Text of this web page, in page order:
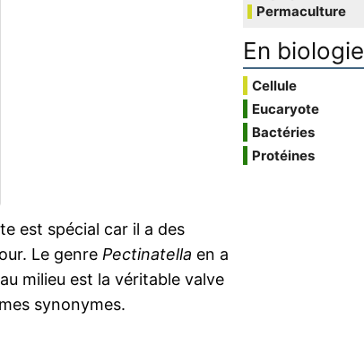
est spécial car il a des
Le genre Pectinatella en a
milieu est la véritable valve
synonymes.
Permaculture
En biologie
Cellule
Eucaryote
Bactéries
Protéines